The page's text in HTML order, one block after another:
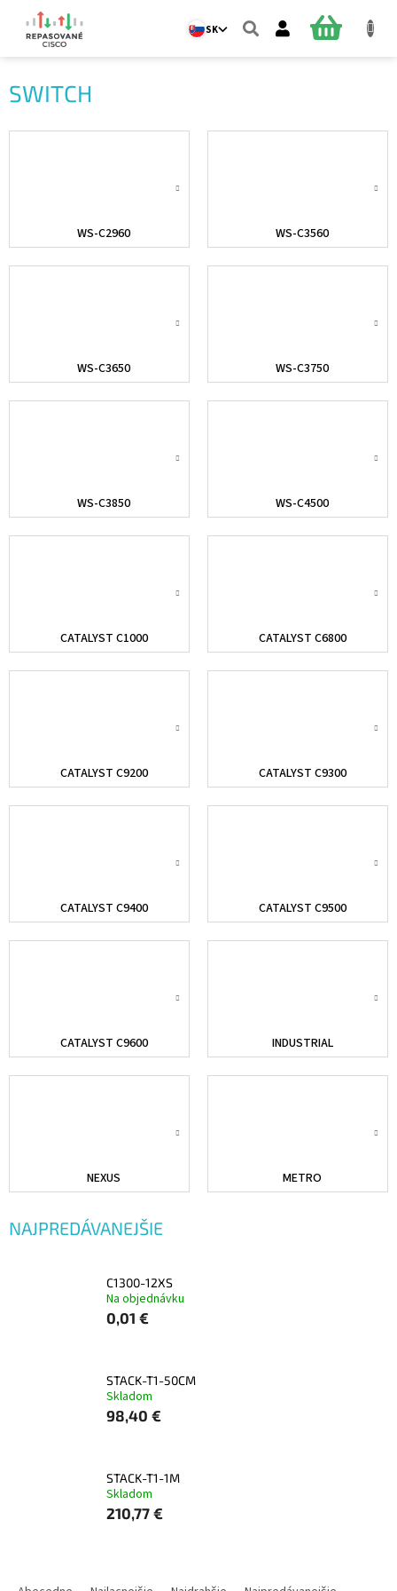
obsah
SK
SWITCH
WS-C2960 WS-C3560
WS-C3650 WS-C3750
WS-C3850 WS-C4500
CATALYST C1000 CATALYST C6800
CATALYST C9200 CATALYST C9300
CATALYST C9400 CATALYST C9500
CATALYST C9600 INDUSTRIAL
NEXUS METRO
NAJPREDÁVANEJŠIE
C1300-12XS
Na objednávku
0,01 €
STACK-T1-50CM
Skladom
98,40 €
STACK-T1-1M
Skladom
210,77 €